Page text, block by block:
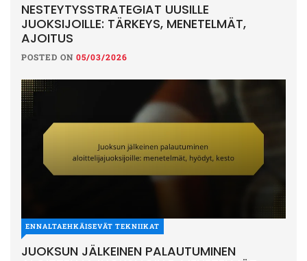
NESTEYTYSSTRATEGIAT UUSILLE
JUOKSIJOILLE: TÄRKEYS, MENETELMÄT,
AJOITUS
POSTED ON 05/03/2026
ENNALTAEHKÄISEVÄT TEKNIIKAT
JUOKSUN JÄLKEINEN PALAUTUMINEN